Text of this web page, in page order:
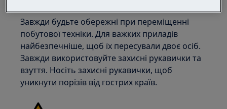
Завжди будьте обережні при переміщенні
побутової техніки. Для важких приладів
найбезпечніше, щоб їх пересували двоє осіб.
Завжди використовуйте захисні рукавички та
взуття. Носіть захисні рукавички, щоб
уникнути порізів від гострих країв.